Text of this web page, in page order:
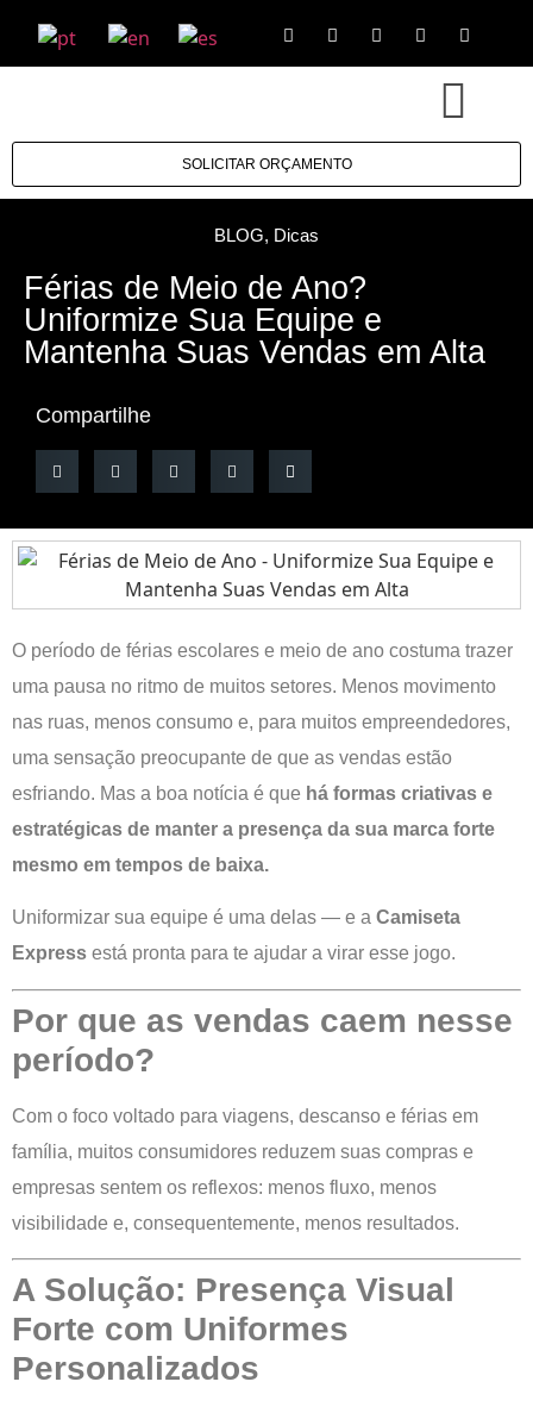
SOLICITAR ORÇAMENTO
BLOG, Dicas
Férias de Meio de Ano?
Uniformize Sua Equipe e
Mantenha Suas Vendas em Alta
Compartilhe
O período de férias escolares e meio de ano costuma trazer
uma pausa no ritmo de muitos setores. Menos movimento
nas ruas, menos consumo e, para muitos empreendedores,
uma sensação preocupante de que as vendas estão
esfriando. Mas a boa notícia é que há formas criativas e
estratégicas de manter a presença da sua marca forte
mesmo em tempos de baixa.
Uniformizar sua equipe é uma delas — e a Camiseta
Express está pronta para te ajudar a virar esse jogo.
Por que as vendas caem nesse
período?
Com o foco voltado para viagens, descanso e férias em
família, muitos consumidores reduzem suas compras e
empresas sentem os reflexos: menos fluxo, menos
visibilidade e, consequentemente, menos resultados.
A Solução: Presença Visual
Forte com Uniformes
Personalizados